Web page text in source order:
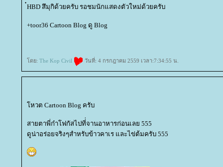
๋HBD สึมุกิด้วยครับ รอชมนักแสดงตัวใหม่ด้วยครับ
+toor36 Cartoon Blog ดู Blog
ดย: The Kop Civil วันที่: 4 กรกฎาคม 2559 เวลา:7:34:55 น.
หวต Cartoon Blog ครับ
สายตาพี่ก๋าโฟกัสไปที่่จานอาหารก่อนเลย 555
ดูน่าอร่อยจริงๆสำหรับข้าวคาเร และไข่ต้มครับ 555